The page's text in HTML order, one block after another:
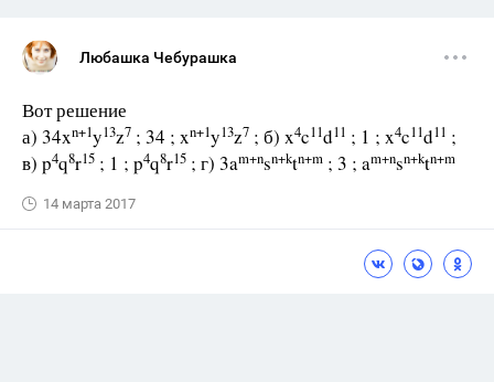
Любашка Чебурашка
Вот решение
а) 34xn+1y13z7 ; 34 ; xn+1y13z7 ; б) x4c11d11 ; 1 ; x4c11d11 ;
в) p4q8r15 ; 1 ; p4q8r15 ; г) 3am+nsn+ktn+m ; 3 ; am+nsn+ktn+m
14 марта 2017